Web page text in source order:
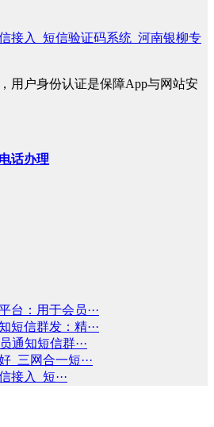
接入_短信验证码系统_河南银柳专
用户身份认证是保障App与网站安
话办理
台：用于会员···
短信群发：精···
通知短信群···
_三网合一短···
接入_短···